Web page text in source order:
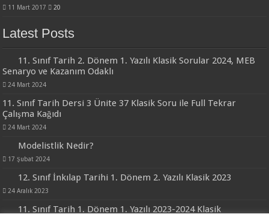
11 Mart 2017 20
Latest Posts
11. Sınıf Tarih 2. Dönem 1. Yazılı Klasik Sorular 2024, MEB
Senaryo ve Kazanım Odaklı
24 Mart 2024
11. Sınıf Tarih Dersi 3 Ünite 37 Klasik Soru ile Full Tekrar
Çalışma Kağıdı
24 Mart 2024
Modelistlik Nedir?
17 Şubat 2024
12. Sınıf İnkılap Tarihi 1. Dönem 2. Yazılı Klasik 2023
24 Aralık 2023
11. Sınıf Tarih 1. Dönem 1. Yazılı 2023-2024 Klasik